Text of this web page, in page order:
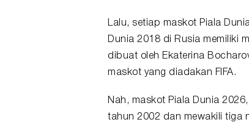
Lalu, setiap maskot Piala
Dunia 2018 di Rusia memiliki
dibuat oleh Ekaterina
maskot yang diadakan FIFA.
Nah, maskot Piala Dunia 2026
tahun 2002 dan mewakili tiga